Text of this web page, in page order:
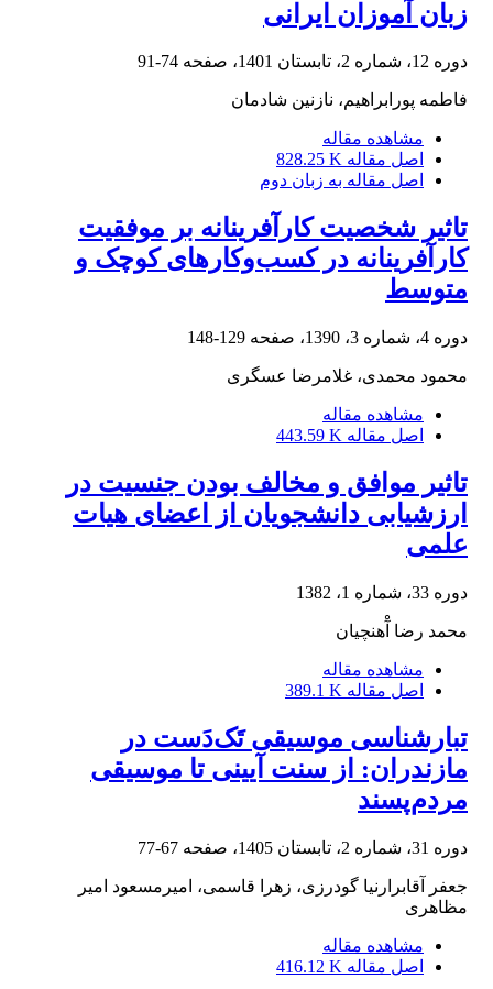
زبان آموزان ایرانی
دوره 12، شماره 2، تابستان 1401، صفحه 74-91
فاطمه پورابراهیم، نازنین شادمان
مشاهده مقاله
اصل مقاله 828.25 K
اصل مقاله به زبان دوم
تاثیر شخصیت کارآفرینانه بر موفقیت
کارآفرینانه در کسب‌وکارهای کوچک و
متوسط
دوره 4، شماره 3، 1390، صفحه 129-148
محمود محمدی، غلامرضا عسگری
مشاهده مقاله
اصل مقاله 443.59 K
تاثیر موافق و مخالف بودن جنسیت در
ارزشیابی دانشجویان از اعضای هیات
علمی
دوره 33، شماره 1، 1382
محمد رضا آْهنچیان
مشاهده مقاله
اصل مقاله 389.1 K
تبارشناسی موسیقی تَک‌دَست در
مازندران: از سنت آیینی تا موسیقی
مردم‌پسند
دوره 31، شماره 2، تابستان 1405، صفحه 67-77
جعفر آقابرارنیا گودرزی، زهرا قاسمی، امیرمسعود امیر
مظاهری
مشاهده مقاله
اصل مقاله 416.12 K